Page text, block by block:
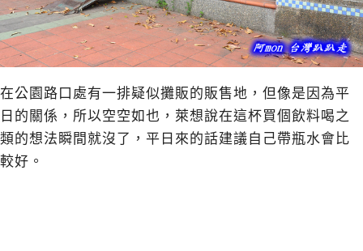
在公園路口處有一排疑似攤販的販售地，但像是因為平
日的關係，所以空空如也，萊想說在這杯買個飲料喝之
類的想法瞬間就沒了，平日來的話建議自己帶瓶水會比
較好。